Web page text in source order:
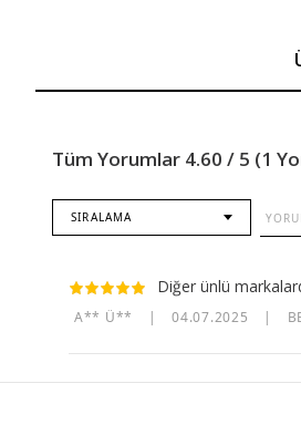
Tüm Yorumlar 4.60 / 5 (1
SIRALAMA
Diğer ünlü
A** Ü** | 04.07.2025 |